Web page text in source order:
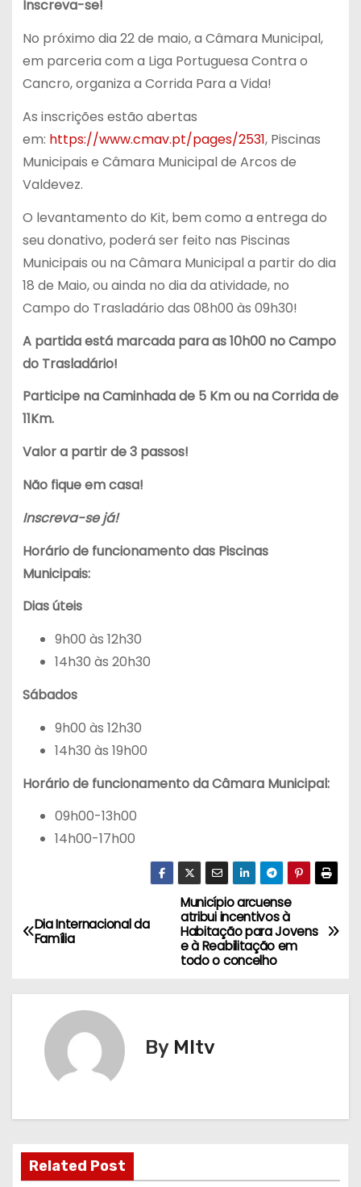
Inscreva-se!
No próximo dia 22 de maio, a Câmara Municipal,
em parceria com a Liga Portuguesa Contra o
Cancro, organiza a Corrida Para a Vida!
As inscrições estão abertas
em: https://www.cmav.pt/pages/2531, Piscinas
Municipais e Câmara Municipal de Arcos de
Valdevez.
O levantamento do Kit, bem como a entrega do
seu donativo, poderá ser feito nas Piscinas
Municipais ou na Câmara Municipal a partir do dia
18 de Maio, ou ainda no dia da atividade, no
Campo do Trasladário das 08h00 às 09h30!
A partida está marcada para as 10h00 no Campo
do Trasladário!
Participe na Caminhada de 5 Km ou na Corrida de
11Km.
Valor a partir de 3 passos!
Não fique em casa!
Inscreva-se já!
Horário de funcionamento das Piscinas
Municipais:
Dias úteis
9h00 às 12h30
14h30 às 20h30
Sábados
9h00 às 12h30
14h30 às 19h00
Horário de funcionamento da Câmara Municipal:
09h00-13h00
14h00-17h00
N
a
ç
ã
Município arcuense
atribui incentivos à
Habitação para Jovens
e à Reabilitação em
todo o concelho
Dia Internacional da
Família
By MItv
Related Post